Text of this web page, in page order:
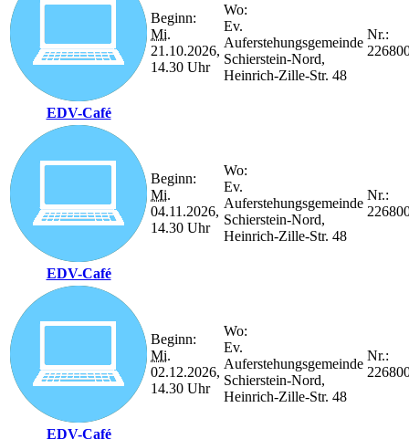
EDV-Café
Beginn:
Mi.
21.10.2026,
14.30 Uhr
Wo:
Ev.
Auferstehungsgemeinde
Schierstein-Nord,
Heinrich-Zille-Str. 48
Nr.:
EDV-Café
Beginn:
Mi.
04.11.2026,
14.30 Uhr
Wo:
Ev.
Auferstehungsgemeinde
Schierstein-Nord,
Heinrich-Zille-Str. 48
Nr.:
EDV-Café
Beginn:
Mi.
02.12.2026,
14.30 Uhr
Wo:
Ev.
Auferstehungsgemeinde
Schierstein-Nord,
Heinrich-Zille-Str. 48
Nr.: